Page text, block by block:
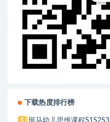
下载热度排行榜
斑马幼儿思维课程S1S2S3